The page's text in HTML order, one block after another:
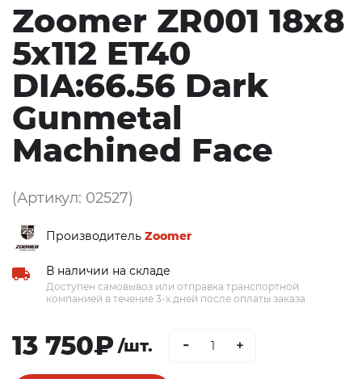
Zoomer ZR001 18x8
5x112 ET40
DIA:66.56 Dark
Gunmetal
Machined Face
(Артикул: 02527)
ПроизводительZoomer
В наличии на складе
Доступен самовывоз или отправка транспортной
компанией в течение 3-х дней после оплаты заказа.
13 750₽ /шт. - +